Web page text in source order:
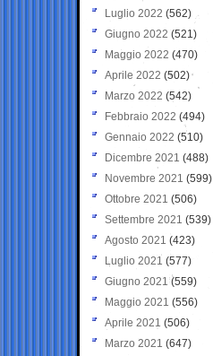
Luglio 2022 (562)
Giugno 2022 (521)
Maggio 2022 (470)
Aprile 2022 (502)
Marzo 2022 (542)
Febbraio 2022 (494)
Gennaio 2022 (510)
Dicembre 2021 (488)
Novembre 2021 (599)
Ottobre 2021 (506)
Settembre 2021 (539)
Agosto 2021 (423)
Luglio 2021 (577)
Giugno 2021(559)
Maggio 2021 (556)
Aprile 2021 (506)
Marzo 2021 (647)